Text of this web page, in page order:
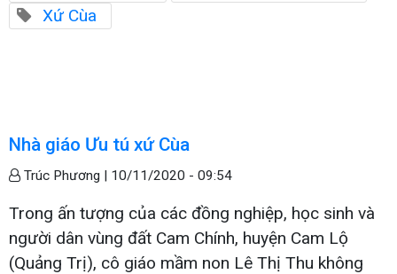
Xứ Cùa
Nhà giáo Ưu tú xứ Cùa
Trúc Phương | 10/11/2020 - 09:54
Trong ấn tượng của các đồng nghiệp, học sinh và
người dân vùng đất Cam Chính, huyện Cam Lộ
(Quảng Trị), cô giáo mầm non Lê Thị Thu không